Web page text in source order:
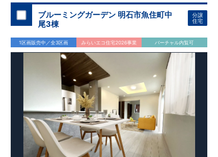
ブルーミングガーデン 明石市魚住町中
尾3棟
分譲
住宅
1区画販売中／全3区画 みらいエコ住宅2026事業 バーチャル内覧可